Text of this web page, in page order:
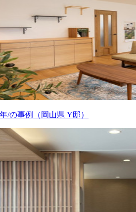
/の事例（岡山県 Y邸）